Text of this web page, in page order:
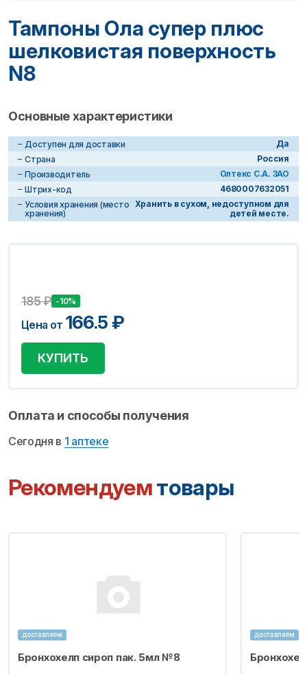
Тампоны Ола супер плюс
шелковистая поверхность
N8
Основные характеристики
Доступен для доставки
Да
Страна
Россия
Производитель
Олтекс С.А. ЗАО
Штрих-код
4680007632051
Условия хранения (место
хранения)
Хранить в сухом, недоступном для
детей месте.
185₽ -10%
Цена от 166.5 ₽
КУПИТЬ
Оплата и способы получения
Сегодня в 1 аптеке
Рекомендуемтовары
доставляем
Бронхохелп сироп пак. 5мл №8
доставляем